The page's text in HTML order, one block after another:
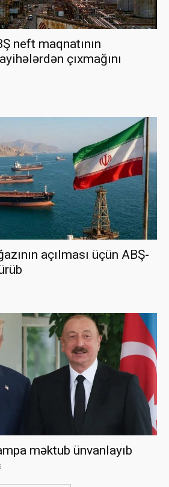
neft maqnatının
çıxmağını
açılması üçün ABŞ-
məktub ünvanlayıb